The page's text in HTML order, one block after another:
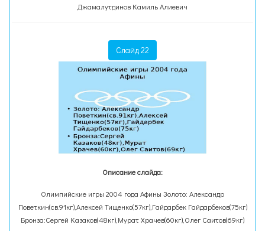
Джамалутдинов Камиль Алиевич
Слайд 22
Описание слайда:
Олимпийские игры 2004 года Афины Золото: Александр
Поветкин(св.91кг),Алексей Тищенко(57кг),Гайдарбек Гайдарбеков(75кг)
Бронза:Сергей Казаков(48кг),Мурат Храчев(60кг),Олег Саитов(69кг)